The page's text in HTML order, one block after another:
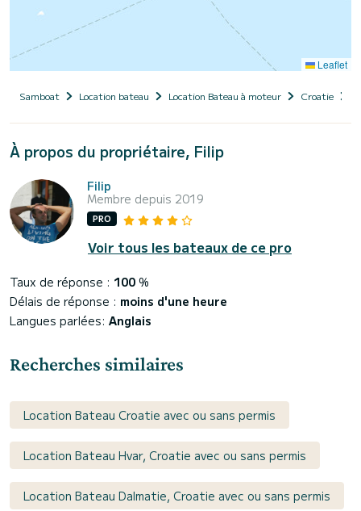
Leaflet
Samboat Location bateau Location Bateau à moteur Croatie
À propos du propriétaire, Filip
Filip
Membre depuis 2019
PRO
Voir tous les bateaux de ce pro
Taux de réponse : 100 %
Délais de réponse : moins d'une heure
Langues parlées: Anglais
Recherches similaires
Location Bateau Croatie avec ou sans permis
Location Bateau Hvar, Croatie avec ou sans permis
Location Bateau Dalmatie, Croatie avec ou sans permis